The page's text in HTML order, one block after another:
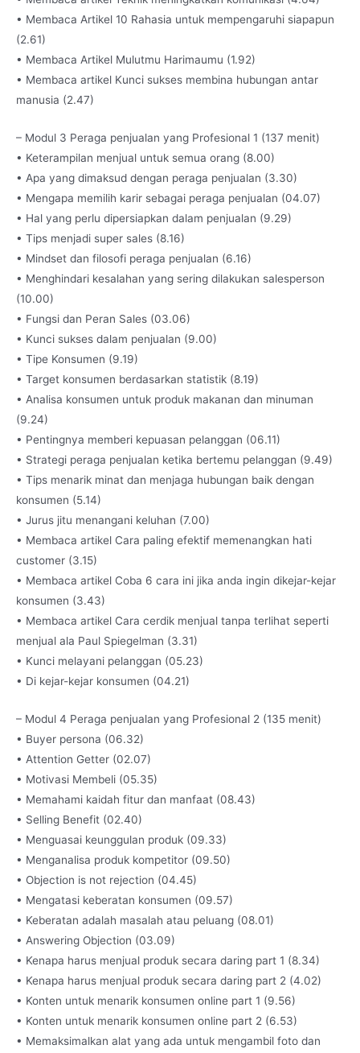
• Membaca Artikel 10 Rahasia untuk mempengaruhi siapapun
(2.61)
• Membaca Artikel Mulutmu Harimaumu (1.92)
• Membaca artikel Kunci sukses membina hubungan antar
manusia (2.47)
– Modul 3 Peraga penjualan yang Profesional 1 (137 menit)
• Keterampilan menjual untuk semua orang (8.00)
• Apa yang dimaksud dengan peraga penjualan (3.30)
• Mengapa memilih karir sebagai peraga penjualan (04.07)
• Hal yang perlu dipersiapkan dalam penjualan (9.29)
• Tips menjadi super sales (8.16)
• Mindset dan filosofi peraga penjualan (6.16)
• Menghindari kesalahan yang sering dilakukan salesperson
(10.00)
• Fungsi dan Peran Sales (03.06)
• Kunci sukses dalam penjualan (9.00)
• Tipe Konsumen (9.19)
• Target konsumen berdasarkan statistik (8.19)
• Analisa konsumen untuk produk makanan dan minuman
(9.24)
• Pentingnya memberi kepuasan pelanggan (06.11)
• Strategi peraga penjualan ketika bertemu pelanggan (9.49)
• Tips menarik minat dan menjaga hubungan baik dengan
konsumen (5.14)
• Jurus jitu menangani keluhan (7.00)
• Membaca artikel Cara paling efektif memenangkan hati
customer (3.15)
• Membaca artikel Coba 6 cara ini jika anda ingin dikejar-kejar
konsumen (3.43)
• Membaca artikel Cara cerdik menjual tanpa terlihat seperti
menjual ala Paul Spiegelman (3.31)
• Kunci melayani pelanggan (05.23)
• Di kejar-kejar konsumen (04.21)
– Modul 4 Peraga penjualan yang Profesional 2 (135 menit)
• Buyer persona (06.32)
• Attention Getter (02.07)
• Motivasi Membeli (05.35)
• Memahami kaidah fitur dan manfaat (08.43)
• Selling Benefit (02.40)
• Menguasai keunggulan produk (09.33)
• Menganalisa produk kompetitor (09.50)
• Objection is not rejection (04.45)
• Mengatasi keberatan konsumen (09.57)
• Keberatan adalah masalah atau peluang (08.01)
• Answering Objection (03.09)
• Kenapa harus menjual produk secara daring part 1 (8.34)
• Kenapa harus menjual produk secara daring part 2 (4.02)
• Konten untuk menarik konsumen online part 1 (9.56)
• Konten untuk menarik konsumen online part 2 (6.53)
• Memaksimalkan alat yang ada untuk mengambil foto dan